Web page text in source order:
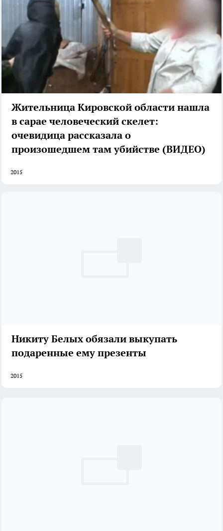
Жительница Кировской области нашла
в сарае человеческий скелет:
очевидица рассказала о
произошедшем там убийстве (ВИДЕО)
2015
Никиту Белых обязали выкупать
подаренные ему презенты
2015